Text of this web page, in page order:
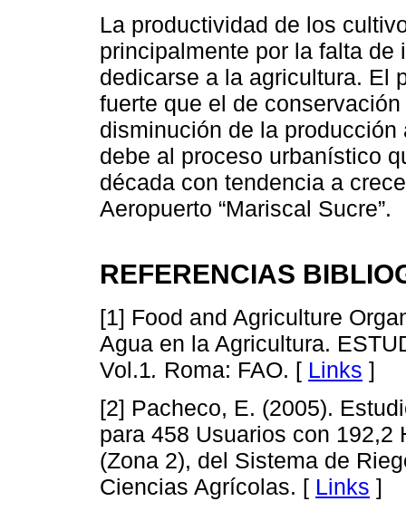
La productividad de los
principalmente por la falta de
dedicarse a la agricultura. El
fuerte que el de
disminución de la
debe al proceso urbanístico
década con tendencia a
Aeropuerto “Mariscal Sucre”.
REFERENCIAS
[1] Food and Agriculture
Agua en la Agricultura.
Vol.1. Roma: FAO. [ Links ]
[2] Pacheco, E. (2005).
para 458 Usuarios con 192,2
(Zona 2), del Sistema de
Ciencias Agrícolas. [ Links ]